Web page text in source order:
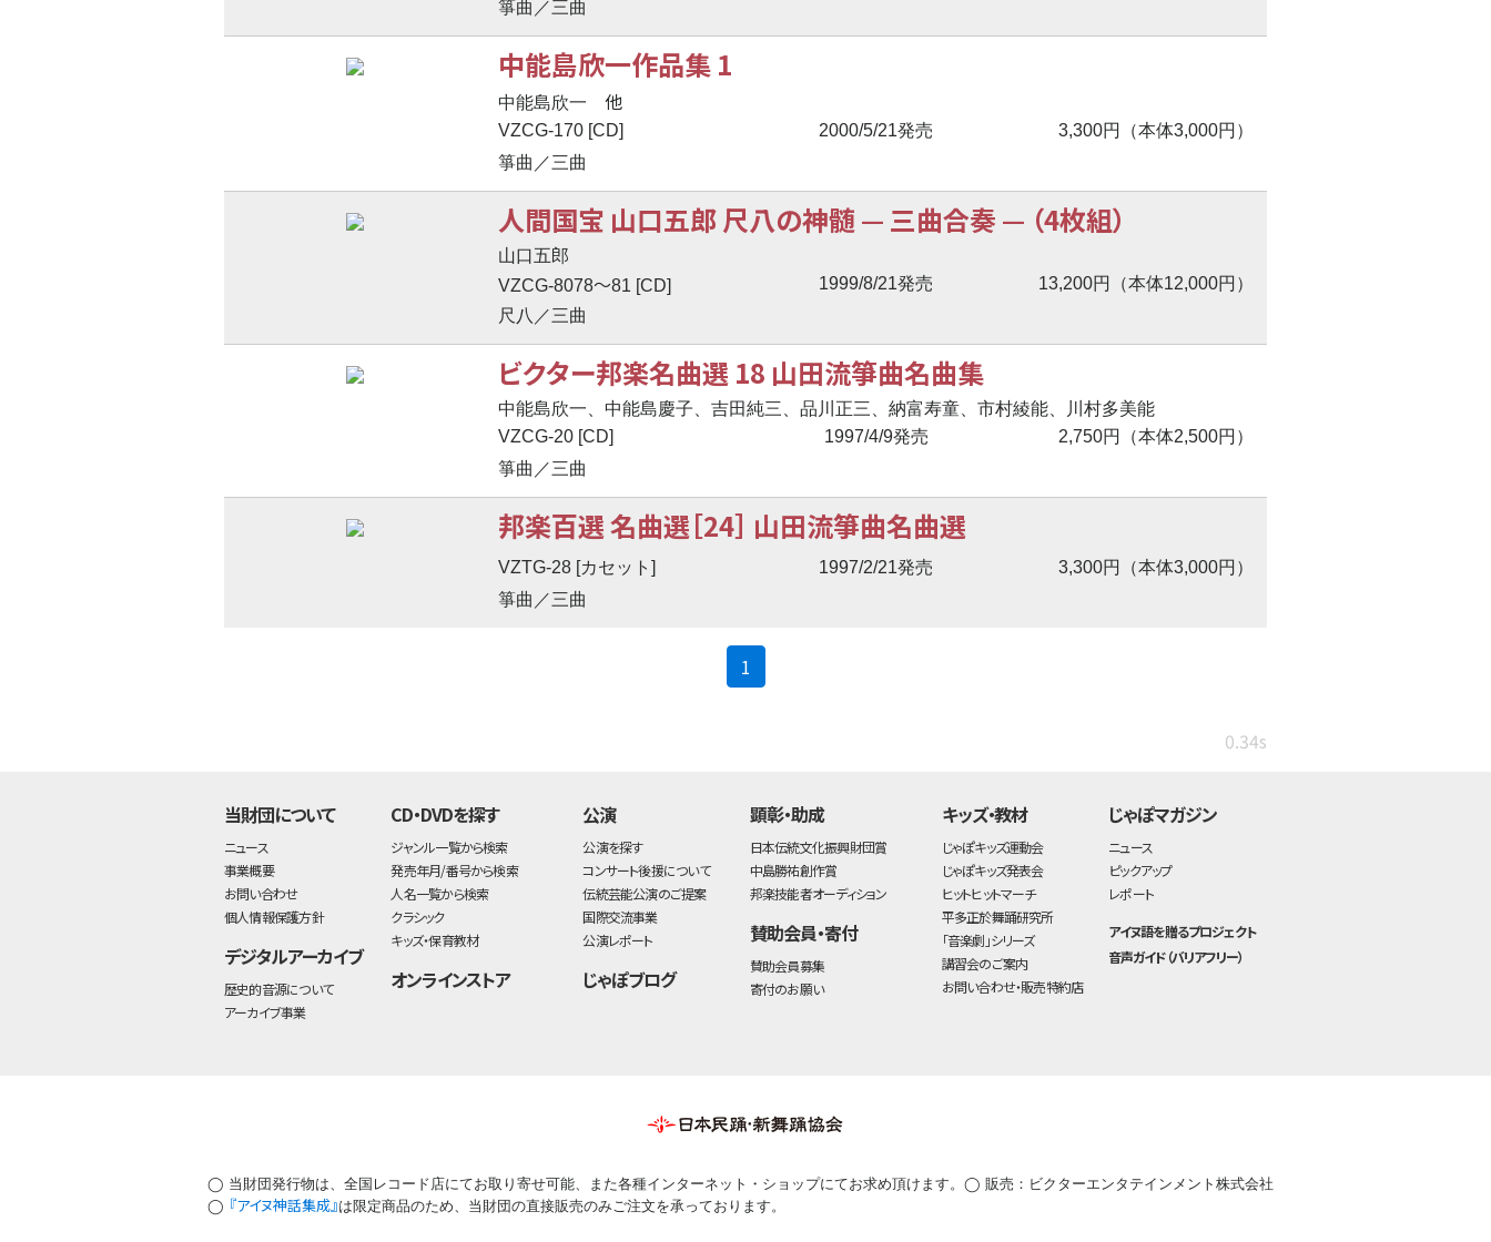
箏曲／三曲
中能島欣一作品集 1
中能島欣一 他
VZCG-170 [CD] 2000/5/21発売
3,300円（本体3,000円）
箏曲／三曲
人間国宝 山口五郎 尺八の神髄— 三曲合奏 — （4枚組）
山口五郎
VZCG-8078〜81 [CD] 1999/8/21発売
13,200円（本体12,000円）
尺八／三曲
ビクター邦楽名曲選 18 山田流箏曲名曲集
中能島欣一、中能島慶子、吉田純三、品川正三、納富寿童、市村綾能、川村多美能
VZCG-20 [CD]
1997/4/9発売
2,750円（本体2,500円）
箏曲／三曲
邦楽百選 名曲選［24］ 山田流箏曲名曲選
VZTG-28 [カセット] 1997/2/21発売
3,300円（本体3,000円）
箏曲／三曲
1
0.34s
当財団について
ニュース
事業概要
お問い合わせ
個人情報保護方針
デジタルアーカイブ
歴史的音源について
アーカイブ事業
CD・DVDを探す
ジャンル一覧から検索
発売年月/番号から検索
人名一覧から検索
クラシック
キッズ・保育教材
オンラインストア
公演
公演を探す
コンサート後援について
伝統芸能公演のご提案
国際交流事業
公演レポート
じゃぽブログ
顕彰・助成
日本伝統文化振興財団賞
中島勝祐創作賞
邦楽技能者オーディション
賛助会員・寄付
賛助会員募集
寄付のお願い
キッズ・教材
じゃぽキッズ運動会
じゃぽキッズ発表会
ヒットヒットマーチ
平多正於舞踊研究所
「音楽劇」シリーズ
講習会のご案内
お問い合わせ・販売特約店
じゃぽマガジン
ニュース
ピックアップ
レポート
アイヌ語を贈るプロジェクト
音声ガイド（バリアフリー）
◯ 当財団発行物は、全国レコード店にてお取り寄せ可能、また各種インターネット・ショップにてお求め頂けます。◯ 販売：ビクターエンタテインメント株式会社
◯ 『アイヌ神話集成』は限定商品のため、当財団の直接販売のみご注文を承っております。